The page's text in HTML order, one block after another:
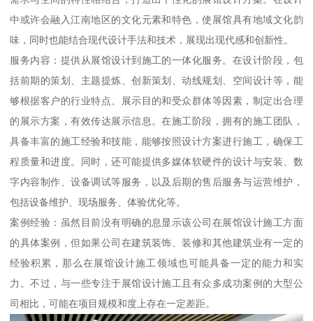
中或许会融入江南地区的文化元素和特色，使展馆具有地域文化韵
味，同时也能结合现代设计手法和技术，展现出现代感和创新性。
服务内容：提供从展馆设计到施工的一体化服务。在设计阶段，包
括前期的策划、主题提炼、创新策划、动线规划、空间设计等，能
够根据客户的行业特点、展示目的和受众群体等因素，制定出合理
的展示方案，有效传达展示信息。在施工阶段，拥有的施工团队，
具备丰富的施工经验和技能，能够按照设计方案进行施工，确保工
程质量和进度。同时，还可能提供多媒体软硬件的设计与安装、数
字内容制作、设备调试等服务，以及后期的售后服务与运营维护，
包括设备维护、现场服务、体验优化等。
案例经验：虽然目前没有明确的息显示该公司在展馆设计施工方面
的具体案例，但如果公司在建筑装饰、装修和其他建筑业有一定的
经验积累，那么在展馆设计施工领域也可能具备一定的能力和实
力。不过，与一些专注于展馆设计施工且有众多成功案例的大型公
司相比，可能在项目规模和度上存在一定差距。